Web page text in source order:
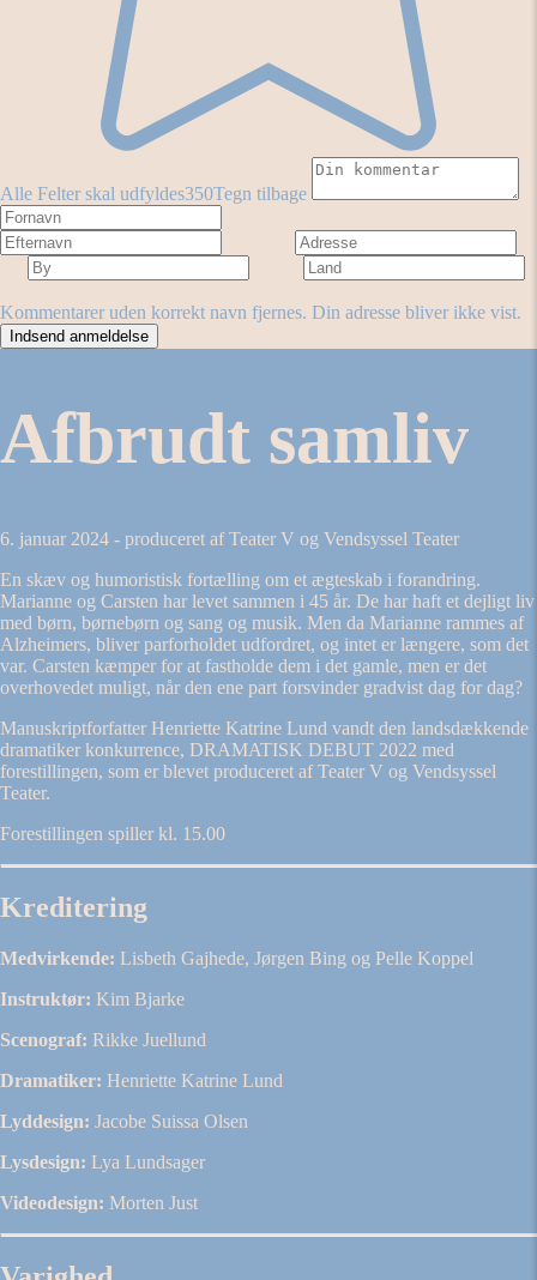
Alle Felter skal udfyldes350Tegn tilbage
Kommentarer uden korrekt navn fjernes. Din adresse bliver ikke vist.
Afbrudt samliv
6. januar 2024 - produceret af Teater V og Vendsyssel Teater
En skæv og humoristisk fortælling om et ægteskab i forandring.
Marianne og Carsten har levet sammen i 45 år. De har haft et dejligt liv
med børn, børnebørn og sang og musik. Men da Marianne rammes af
Alzheimers, bliver parforholdet udfordret, og intet er længere, som det
var. Carsten kæmper for at fastholde dem i det gamle, men er det
overhovedet muligt, når den ene part forsvinder gradvist dag for dag?
Manuskriptforfatter Henriette Katrine Lund vandt den landsdækkende
dramatiker konkurrence, DRAMATISK DEBUT 2022 med
forestillingen, som er blevet produceret af Teater V og Vendsyssel
Teater.
Forestillingen spiller kl. 15.00
Kreditering
Medvirkende: Lisbeth Gajhede, Jørgen Bing og Pelle Koppel
Instruktør: Kim Bjarke
Scenograf: Rikke Juellund
Dramatiker: Henriette Katrine Lund
Lyddesign: Jacobe Suissa Olsen
Lysdesign: Lya Lundsager
Videodesign: Morten Just